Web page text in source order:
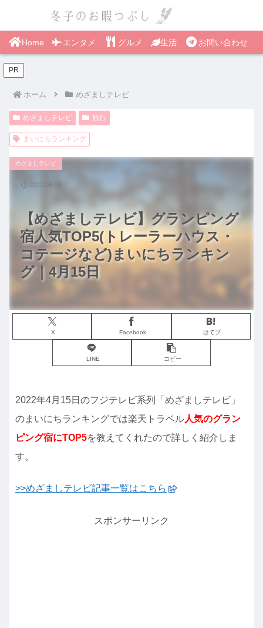
Home エンタメ グルメ 生活 お問い合わせ
PR
ホーム めざましテレビ
めざましテレビ 旅行
まいにちランキング
【めざましテレビ】グランピング
宿人気TOP5(トレーラーハウス・
コテージなど)まいにちランキン
グ｜4月15日
めざましテレビ
X Facebook はてブ
LINE コピー
2022.04.15
2022年4月15日のフジテレビ系列「めざましテレビ」
のまいにちランキングでは楽天トラベル人気のグラン
ピング宿にTOP5を教えてくれたので詳しく紹介しま
す。
>>めざましテレビ記事一覧はこちら
スポンサーリンク